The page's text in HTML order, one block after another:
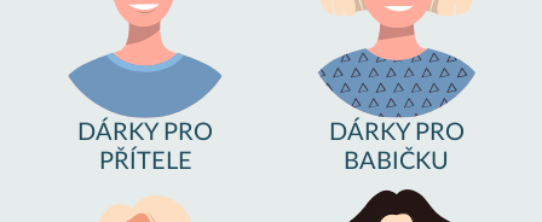
DÁRKY PRO
PŘÍTELE
DÁRKY PRO
BABIČKU